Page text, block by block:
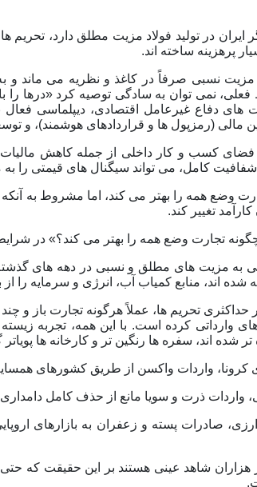
ایران در تولید فولاد مزیت مطلق دارد، تحریم
پرهزینه ساخته اند.
نسبی صرفاً در کاغذ و نظریه می ماند و به
نمی توان به سادگی توصیه کرد «درها را
های دفاع غیرعامل اقتصادی، دیپلماسی
مالی (رمزپول ها و قراردادهای هوشمند)، و
فضای کسب و کار داخلی از جمله کاهش
کامل، می تواند سیگنال های قیمتی را
وضع همه را بهتر می کند، اما مشروط به
کارآمد تغییر کند.
تجارت وضع همه را بهتر می کند؟» در شرایط
به مزیت های مطلق و نسبی در دهه های گذشته
شده اند، منابع کمیاب آب، انرژی و سرمایه را
تحریم ها، عملاً هرگونه تجارت باز و
وارداتی کرده است. با این همه، تجربه
اند، سفره ها رنگین تر و کارخانه ها پویاتر
کرونا، واردات واکسن از طریق کشورهای
واردات ذرت و سویا مانع از حذف کامل
صادرات پسته و زعفران به بازارهای
هزاران شاهد عینی هستند بر این حقیقت که